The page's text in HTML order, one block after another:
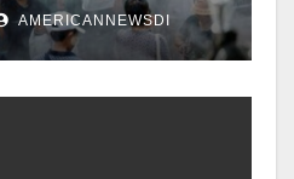
AMERICANNEWSDI